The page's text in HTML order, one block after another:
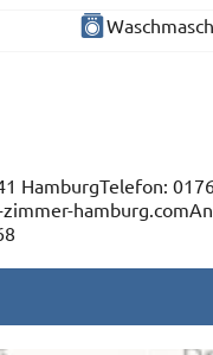
HamburgTelefon: